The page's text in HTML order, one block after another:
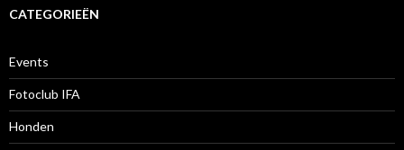
CATEGORIEËN
Events
Fotoclub IFA
Honden